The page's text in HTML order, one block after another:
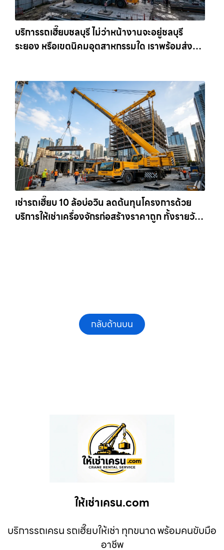
บริการรถเฮี๊ยบชลบุรี ไม่ว่าหน้างานจะอยู่ชลบุรี
ระยอง หรือเขตนิคมอุตสาหกรรมใด เราพร้อมส่งรถ
เช่ารถเฮี๊ยบ 10 ล้อบ่อวิน ลดต้นทุนโครงการด้วย
บริการให้เช่าเครื่องจักรก่อสร้างราคาถูก ทั้งรายวัน
กลับด้านบน
ให้เช่าเครน.com
บริการรถเครน รถเฮี๊ยบให้เช่า ทุกขนาด พร้อมคนขับมือ
อาชีพ